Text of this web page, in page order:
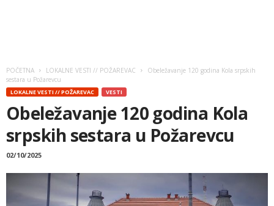
POČETNA LOKALNE VESTI // POŽAREVAC
Obeležavanje 120 godina Kola srpskih
sestara u Požarevcu
LOKALNE VESTI // POŽAREVAC VESTI
Obeležavanje 120 godina Kola
srpskih sestara u Požarevcu
02/10/2025